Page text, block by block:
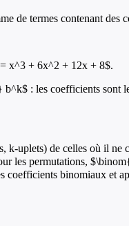
de termes contenant
x^3 + 6x^2 + 12x + 8$.
: les coefficients sont
k-uplets) de celles où il ne
les permutations,
coefficients binomiaux et